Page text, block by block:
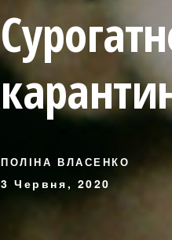
ПОЛІНА ВЛАСЕНКО
3 Червня, 2020